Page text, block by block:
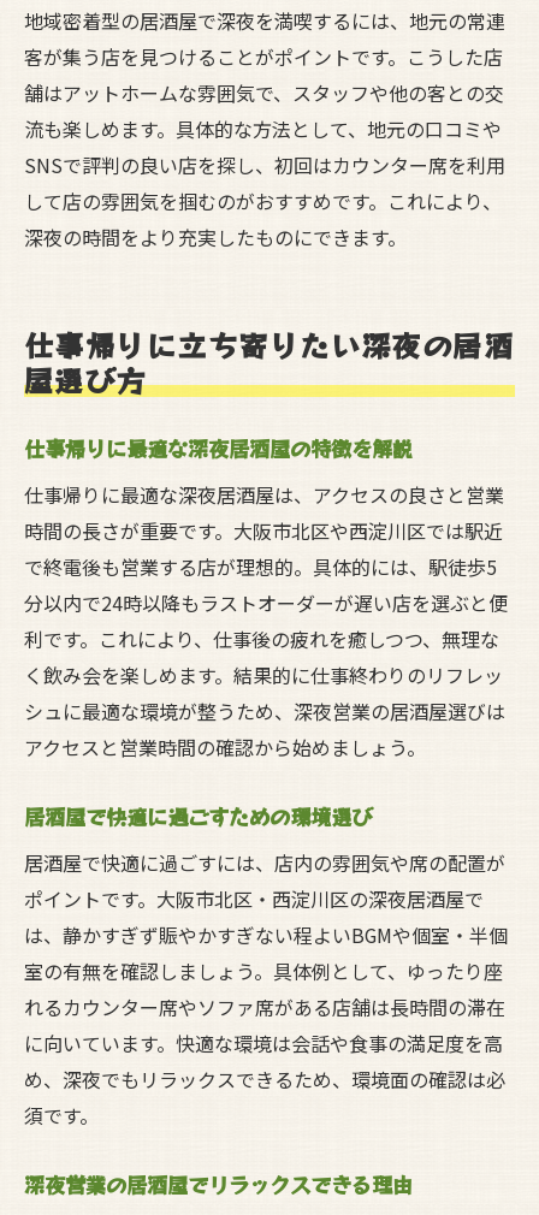
地域密着型の居酒屋で深夜を満喫するには、地元の常連
客が集う店を見つけることがポイントです。こうした店
舗はアットホームな雰囲気で、スタッフや他の客との交
流も楽しめます。具体的な方法として、地元の口コミや
SNSで評判の良い店を探し、初回はカウンター席を利用
して店の雰囲気を掴むのがおすすめです。これにより、
深夜の時間をより充実したものにできます。
仕事帰りに立ち寄りたい深夜の居酒
屋選び方
仕事帰りに最適な深夜居酒屋の特徴を解説
仕事帰りに最適な深夜居酒屋は、アクセスの良さと営業
時間の長さが重要です。大阪市北区や西淀川区では駅近
で終電後も営業する店が理想的。具体的には、駅徒歩5
分以内で24時以降もラストオーダーが遅い店を選ぶと便
利です。これにより、仕事後の疲れを癒しつつ、無理な
く飲み会を楽しめます。結果的に仕事終わりのリフレッ
シュに最適な環境が整うため、深夜営業の居酒屋選びは
アクセスと営業時間の確認から始めましょう。
居酒屋で快適に過ごすための環境選び
居酒屋で快適に過ごすには、店内の雰囲気や席の配置が
ポイントです。大阪市北区・西淀川区の深夜居酒屋で
は、静かすぎず賑やかすぎない程よいBGMや個室・半個
室の有無を確認しましょう。具体例として、ゆったり座
れるカウンター席やソファ席がある店舗は長時間の滞在
に向いています。快適な環境は会話や食事の満足度を高
め、深夜でもリラックスできるため、環境面の確認は必
須です。
深夜営業の居酒屋でリラックスできる理由